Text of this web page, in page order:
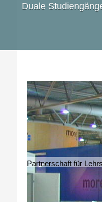
Duale
Partnerschaft für